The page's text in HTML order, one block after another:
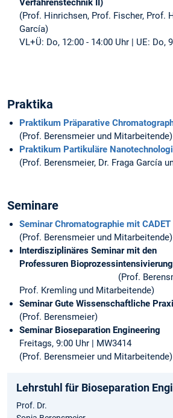
Verfahrenstechnik II)
(Prof. Hinrichsen, Prof. Fischer, Prof.
García)
VL+Ü: Do, 12:00 - 14:00 Uhr | UE: Do,
Praktika
Praktikum Präparative
(Prof. Berensmeier und Mitarbeitende)
Praktikum Partikuläre
(Prof. Berensmeier, Dr. Fraga García
Seminare
Seminar Chromatographie mit CADET
(Prof. Berensmeier und Mitarbeitende)
Interdisziplinäres Seminar mit den
Professuren
(Prof. Berensmeier,
Prof. Kremling und Mitarbeitende)
Seminar Gute Wissenschaftliche
(Prof. Berensmeier)
Seminar Bioseparation Engineering
Freitags, 9:00 Uhr | MW3414
(Prof. Berensmeier und Mitarbeitende)
Lehrstuhl für Bioseparation
Prof. Dr.